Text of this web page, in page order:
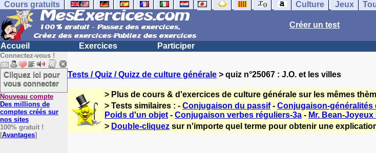
Cours gratuits Culture Jeux
Créer un test
Accueil Exercices Participer
Connectez-vous !
Cliquez ici pour
vous connecter
Nouveau compte
Des millions de
comptes créés sur
nos sites
100% gratuit !
[Avantages]
Tests / Quiz / Quizz de culture générale > quiz n°25067 : J.O. et les villes
> Plus de cours & d'exercices de culture générale sur les mêmes
> Tests similaires : - Conjugaison du passif- Conjugaison-généralités
Poids d'un objet - Conjugaison verbes réguliers-3a - Mr. Bean-Joyeux
> Double-cliquez sur n'importe quel terme pour obtenir une